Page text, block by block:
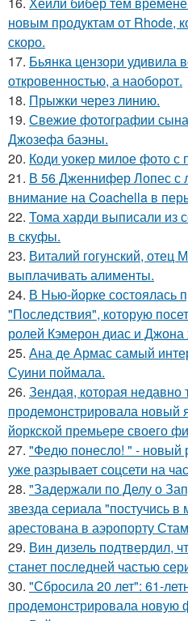
новым продуктам от Rhode,
скоро.
17. Бьянка цензори удивила
откровенностью, а наоборот.
18. Прыжки через линию.
19. Свежие фотографии
Джозефа баэны.
20. Коди уокер милое фото
21. В 56 Дженнифер Лопес с
внимание на Coachella в
22. Тома харди выписали из
в скуфы.
23. Виталий гогунский, отец
выплачивать алименты.
24. В Нью-йорке состоялась
"Последствия", которую
ролей Кэмерон диас и Джона
25. Ана де Армас самый
Суини поймала.
26. Зендая, которая
продемонстрировала новый
йоркской премьере своего
27. "Федю понесло! " - новый
уже разрывает соцсети на
28. "Задержали по Делу о
звезда сериала "постучись
арестована в аэропорту
29. Вин дизель подтвердил,
станет последней частью
30. "Сбросила 20 лет": 61-
продемонстрировала новую